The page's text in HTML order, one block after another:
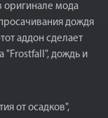
оригинале мода
дождя
аддон сделает
"Frostfall", дождь и
от осадков",